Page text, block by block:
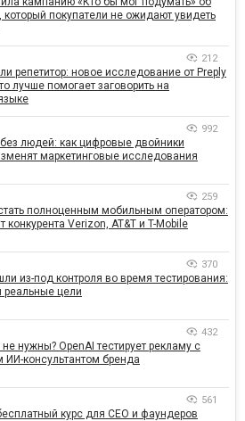
который покупатели не ожидают увидеть
212
репетитор: новое исследование от Preply
лучше помогает заговорить на
992
людей: как цифровые двойники
маркетинговые исследования
259
полноценным мобильным оператором:
конкурента Verizon, AT&T и T-Mobile
370
из-под контроля во время тестирования:
реальные цели
432
нужны? OpenAI тестирует рекламу с
ИИ-консультантом бренда
561
курс для CEO и фаундеров